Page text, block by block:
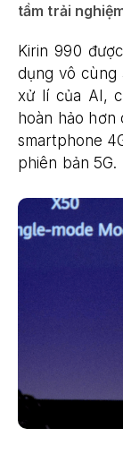
tầm trải
Kirin 990
dụng vô cùng
xử lí của AI,
hoàn hảo hơn
smartphone
phiên bản 5G.